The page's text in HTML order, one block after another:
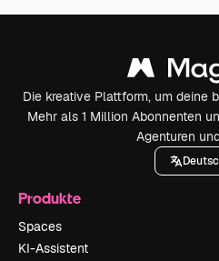
Die kreative Plattform, um deine
Mehr als 1 Million Abonnenten
Agenturen
Produkte
Spaces
KI-Assistent